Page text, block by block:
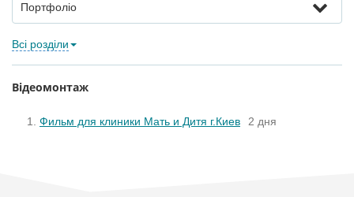
Портфоліо
Всі розділи
Відеомонтаж
Фильм для клиники Мать и Дитя г.Киев 2 дня